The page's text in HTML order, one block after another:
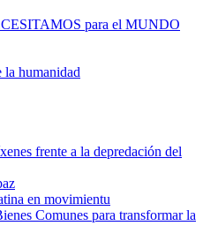
para el MUNDO
la humanidad
frente a la depredación del
en movimientu
Comunes para transformar la